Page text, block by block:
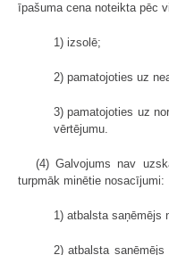
īpašuma cena noteikta pēc
1) izsolē;
2) pamatojoties uz
3) pamatojoties uz
vērtējumu.
(4) Galvojums nav
turpmāk minētie nosacījumi:
1) atbalsta saņēmējs
2) atbalsta